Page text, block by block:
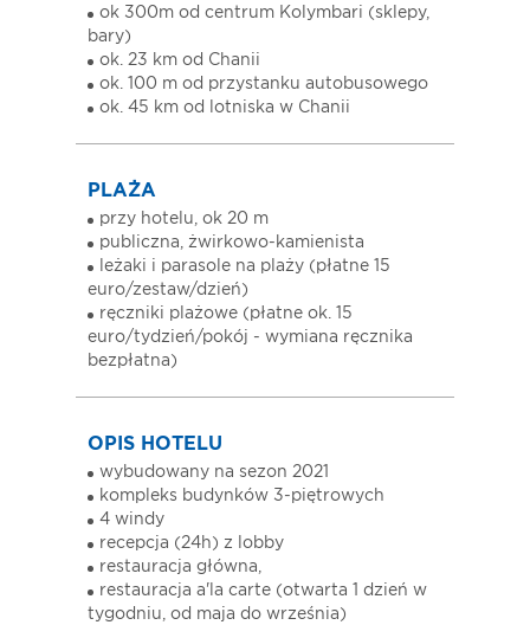
ok 300m od centrum Kolymbari (sklepy,
bary)
ok. 23 km od Chanii
ok. 100 m od przystanku autobusowego
ok. 45 km od lotniska w Chanii
PLAŻA
przy hotelu, ok 20 m
publiczna, żwirkowo-kamienista
leżaki i parasole na plaży (płatne 15
euro/zestaw/dzień)
ręczniki plażowe (płatne ok. 15
euro/tydzień/pokój - wymiana ręcznika
bezpłatna)
OPIS HOTELU
wybudowany na sezon 2021
kompleks budynków 3-piętrowych
4 windy
recepcja (24h) z lobby
restauracja główna,
restauracja a'la carte (otwarta 1 dzień w
tygodniu, od maja do września)